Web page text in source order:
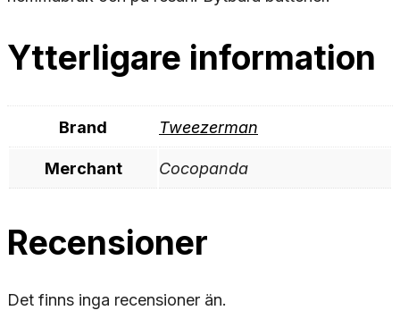
Ytterligare information
Brand Tweezerman
Merchant Cocopanda
Recensioner
Det finns inga recensioner än.